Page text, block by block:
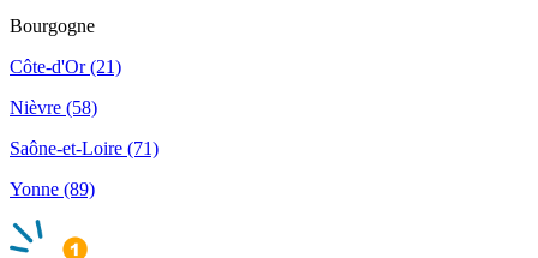
Bourgogne
Côte-d'Or (21)
Nièvre (58)
Saône-et-Loire (71)
Yonne (89)